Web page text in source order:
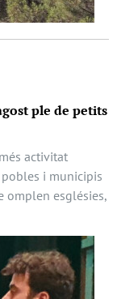
ple de petits
activitat
pobles i municipis
omplen esglésies,